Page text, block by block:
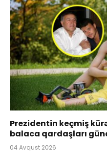
Prezidentin keçmiş
balaca qardaşları
04 Avqust 2026